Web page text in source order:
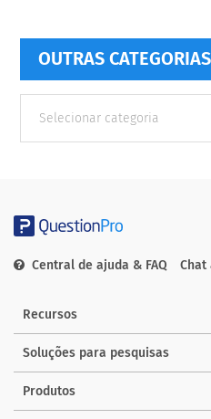
OUTRAS CATEGORIAS
Categorias
Central de ajuda & FAQ Chat
Recursos
Soluções para pesquisas
Produtos